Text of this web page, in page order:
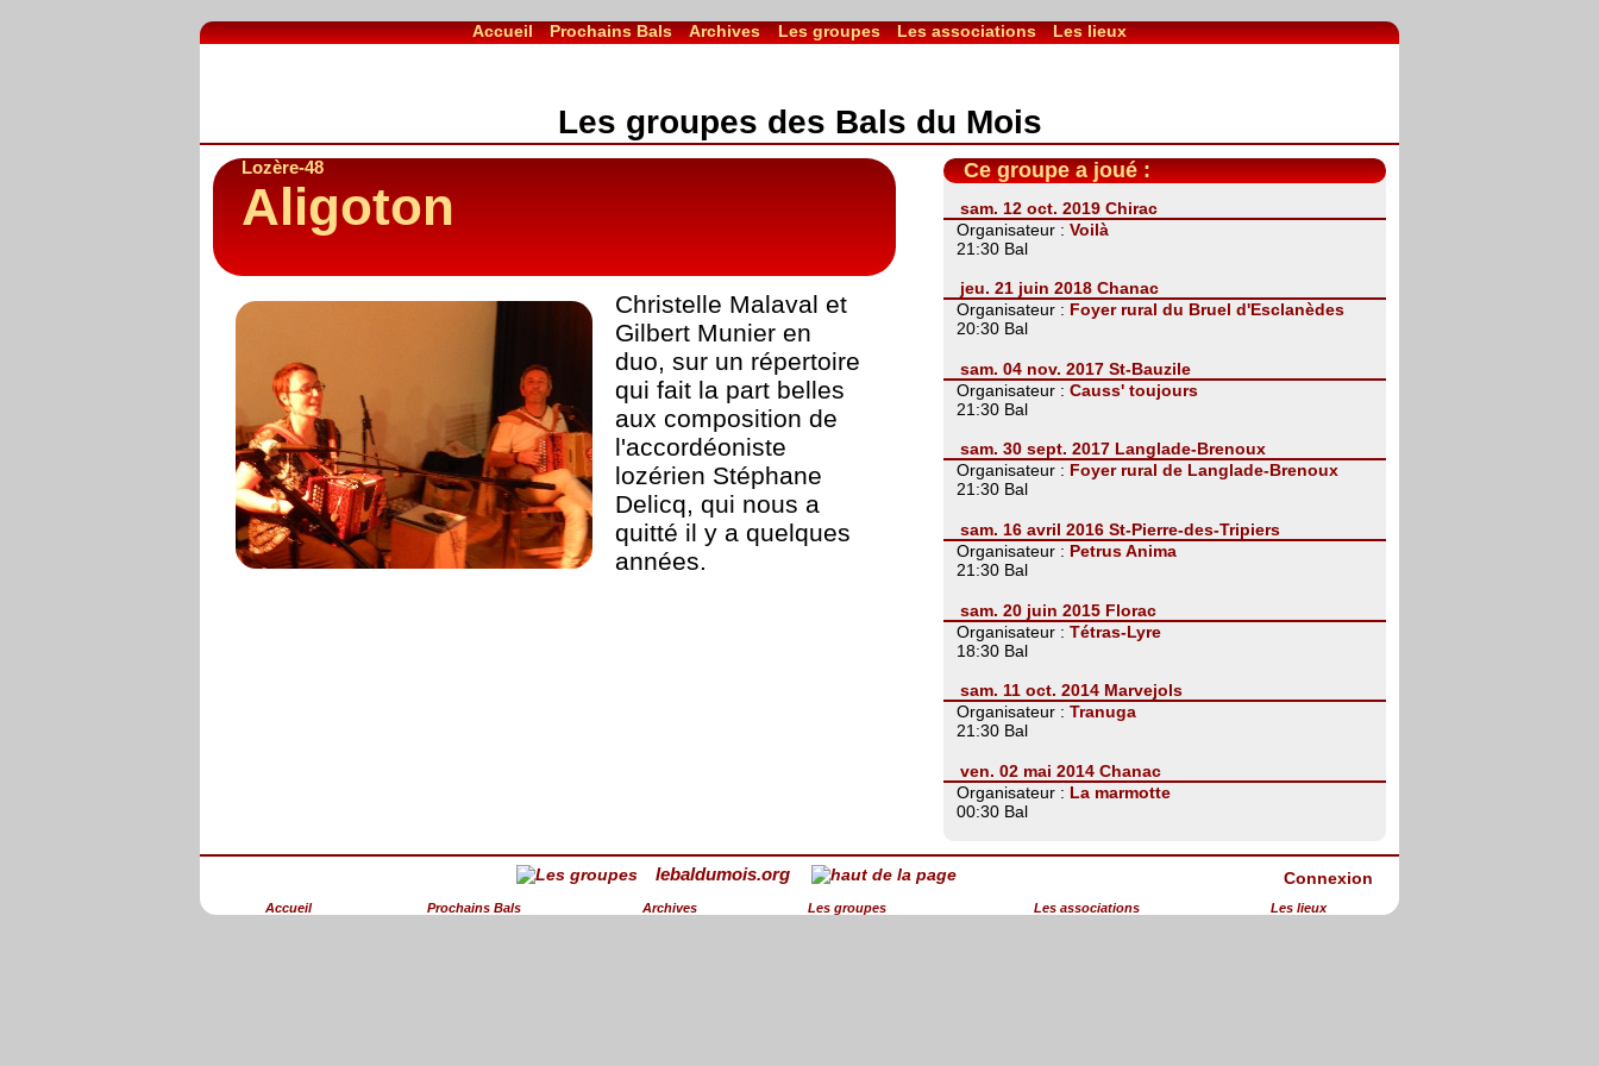
Accueil Prochains Bals Archives Les groupes Les associations Les lieux
Les groupes des Bals du Mois
Lozère-48
Aligoton
Christelle Malaval et
Gilbert Munier en
duo, sur un répertoire
qui fait la part belles
aux composition de
l'accordéoniste
lozérien Stéphane
Delicq, qui nous a
quitté il y a quelques
années.
Ce groupe a joué :
sam. 12 oct. 2019 Chirac
Organisateur : Voilà
21:30 Bal
jeu. 21 juin 2018 Chanac
Organisateur : Foyer rural du Bruel d'Esclanèdes
20:30 Bal
sam. 04 nov. 2017 St-Bauzile
Organisateur : Causs' toujours
21:30 Bal
sam. 30 sept. 2017 Langlade-Brenoux
Organisateur : Foyer rural de Langlade-Brenoux
21:30 Bal
sam. 16 avril 2016 St-Pierre-des-Tripiers
Organisateur : Petrus Anima
21:30 Bal
sam. 20 juin 2015 Florac
Organisateur : Tétras-Lyre
18:30 Bal
sam. 11 oct. 2014 Marvejols
Organisateur : Tranuga
21:30 Bal
ven. 02 mai 2014 Chanac
Organisateur : La marmotte
00:30 Bal
Connexion
lebaldumois.org
Accueil Prochains Bals Archives Les groupes Les associations Les lieux